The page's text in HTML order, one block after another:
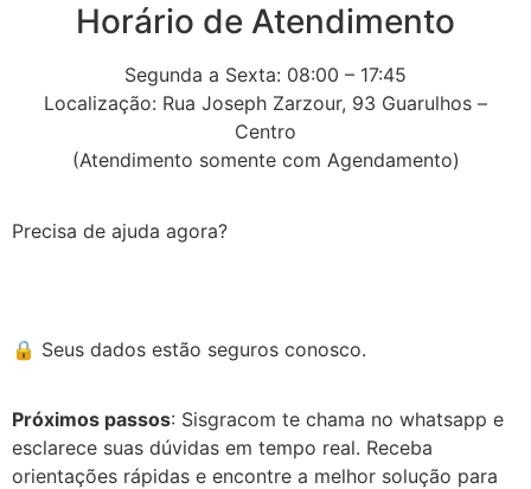
Horário de Atendimento
Segunda a Sexta: 08:00 – 17:45
Localização: Rua Joseph Zarzour, 93 Guarulhos –
Centro
(Atendimento somente com Agendamento)
Precisa de ajuda agora?
🔒 Seus dados estão seguros conosco.
Próximos passos: Sisgracom te chama no whatsapp e
esclarece suas dúvidas em tempo real. Receba
orientações rápidas e encontre a melhor solução para